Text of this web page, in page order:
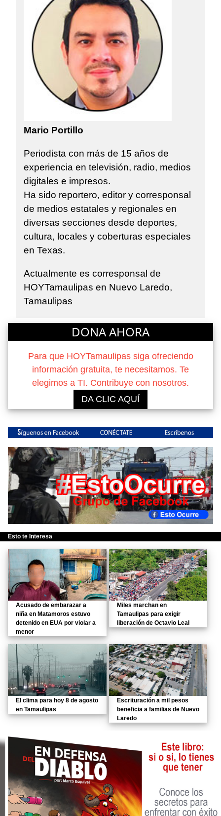
Mario Portillo
Periodista con más de 15 años de
experiencia en televisión, radio, medios
digitales e impresos.
Ha sido reportero, editor y corresponsal
de medios estatales y regionales en
diversas secciones desde deportes,
cultura, locales y coberturas especiales
en Texas.
Actualmente es corresponsal de
HOYTamaulipas en Nuevo Laredo,
Tamaulipas
DONA AHORA
Para que HOYTamaulipas siga ofreciendo
información gratuita, te necesitamos. Te
elegimos a TI. Contribuye con nosotros.
DA CLIC AQUÍ
Esto te Interesa
Acusado de embarazar a
niña en Matamoros estuvo
detenido en EUA por violar a
menor
Miles marchan en
Tamaulipas para exigir
liberación de Octavio Leal
El clima para hoy 8 de agosto
en Tamaulipas
Escrituración a mil pesos
beneficia a familias de Nuevo
Laredo